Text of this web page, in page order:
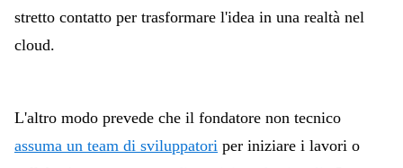
stretto contatto per trasformare l'idea in una realtà nel
cloud.
L'altro modo prevede che il fondatore non tecnico
assuma un team di sviluppatori per iniziare i lavori o